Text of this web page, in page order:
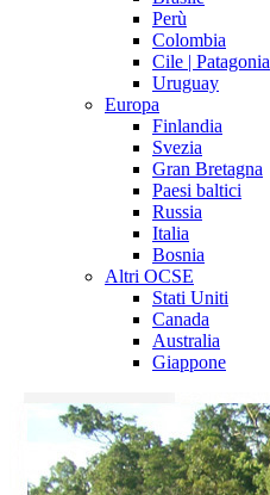
Perù
Colombia
Cile | Patagonia
Uruguay
Europa
Finlandia
Svezia
Gran Bretagna
Paesi baltici
Russia
Italia
Bosnia
Altri OCSE
Stati Uniti
Canada
Australia
Giappone